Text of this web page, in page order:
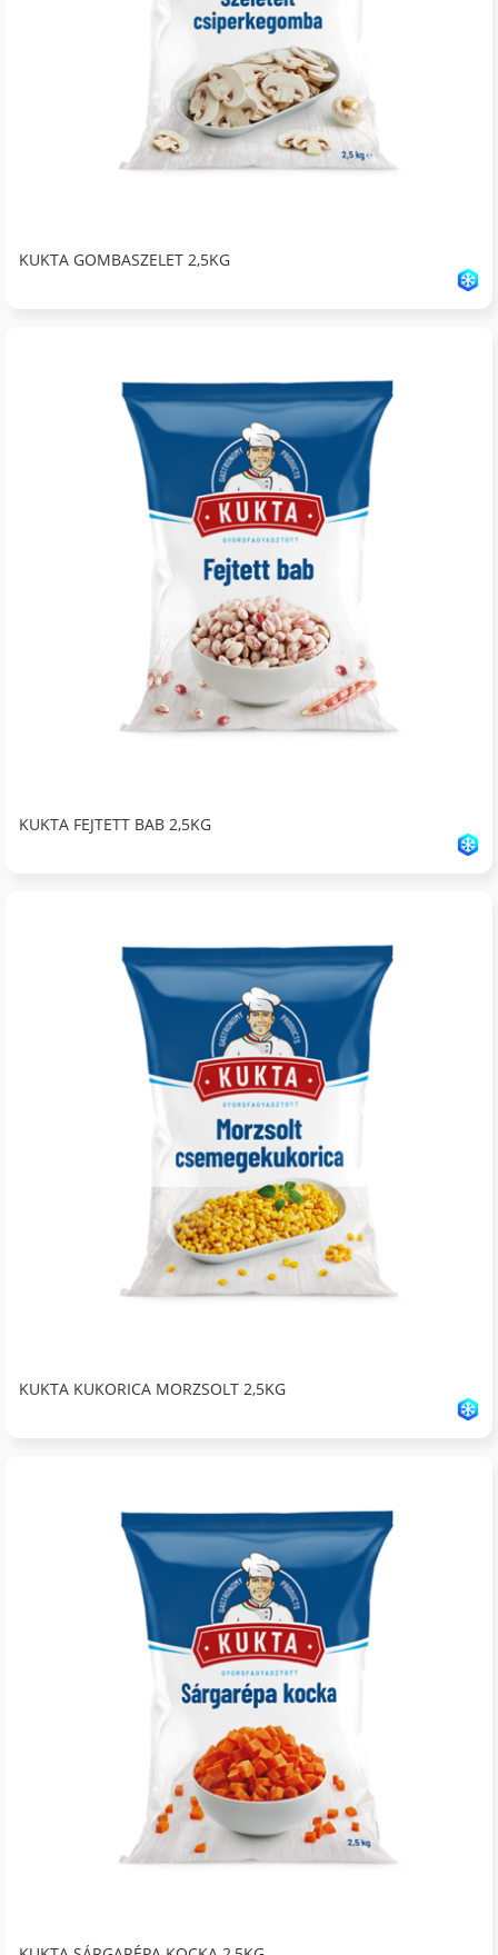
KUKTA GOMBASZELET 2,5KG
KUKTA FEJTETT BAB 2,5KG
KUKTA KUKORICA MORZSOLT 2,5KG